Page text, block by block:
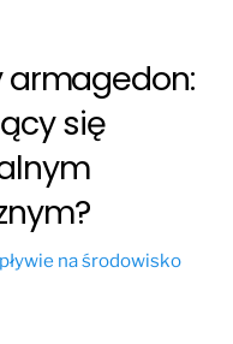
armagedon:
się
na środowisko